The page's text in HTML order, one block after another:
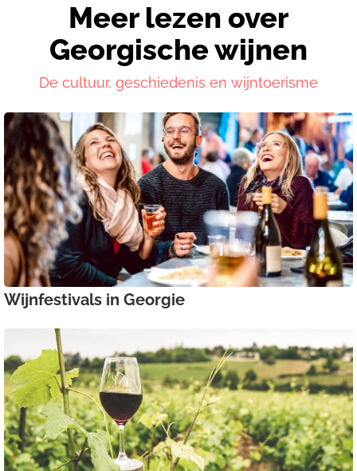
Meer lezen over
Georgische wijnen
De cultuur, geschiedenis en wijntoerisme
Wijnfestivals in Georgie